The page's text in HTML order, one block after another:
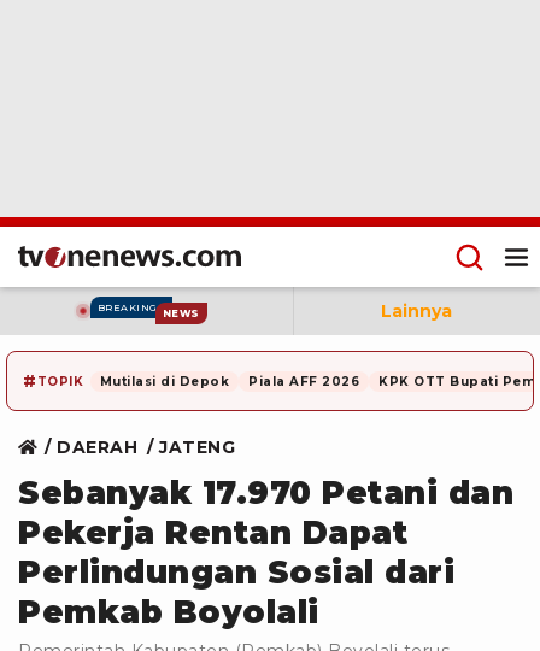
BREAKING NEWS Lainnya
# TOPIK Mutilasi di Depok Piala AFF 2026 KPK OTT Bupati
DAERAH JATENG
Sebanyak 17.970 Petani dan
Pekerja Rentan Dapat
Perlindungan Sosial dari
Pemkab Boyolali